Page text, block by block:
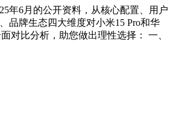
年6月的公开资料，从核心配置、用户
品牌生态四大维度对小米15 Pro和华
对比分析，助您做出理性选择： 一、